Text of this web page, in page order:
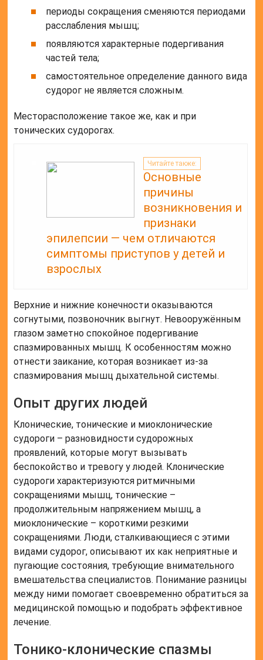
периоды сокращения сменяются периодами
расслабления мышц;
появляются характерные подергивания
частей тела;
самостоятельное определение данного вида
судорог не является сложным.
Месторасположение такое же, как и при
тонических судорогах.
Читайте также:
Основные
причины
возникновения и
признаки
эпилепсии — чем отличаются
симптомы приступов у детей и
взрослых
Верхние и нижние конечности оказываются
согнутыми, позвоночник выгнут. Невооружённым
глазом заметно спокойное подергивание
спазмированных мышц. К особенностям можно
отнести заикание, которая возникает из-за
спазмирования мышц дыхательной системы.
Опыт других людей
Клонические, тонические и миоклонические
судороги – разновидности судорожных
проявлений, которые могут вызывать
беспокойство и тревогу у людей. Клонические
судороги характеризуются ритмичными
сокращениями мышц, тонические –
продолжительным напряжением мышц, а
миоклонические – короткими резкими
сокращениями. Люди, сталкивающиеся с этими
видами судорог, описывают их как неприятные и
пугающие состояния, требующие внимательного
вмешательства специалистов. Понимание разницы
между ними помогает своевременно обратиться за
медицинской помощью и подобрать эффективное
лечение.
Тонико-клонические спазмы